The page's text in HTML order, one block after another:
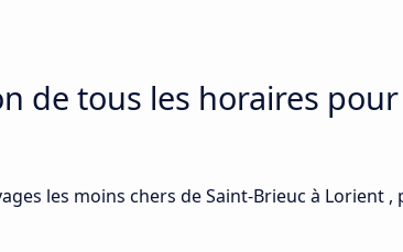
de tous les horaires
les moins chers de Saint-Brieuc à